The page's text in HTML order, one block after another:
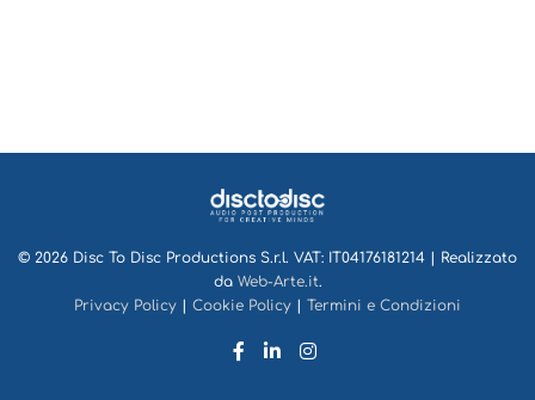
© 2026 Disc To Disc Productions S.r.l. VAT: IT04176181214 | Realizzato
da Web-Arte.it.
Privacy Policy | Cookie Policy | Termini e Condizioni